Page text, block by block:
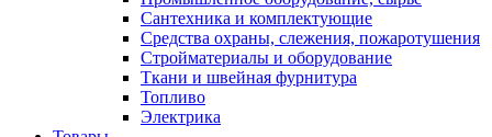
Сантехника и комплектующие
Средства охраны, слежения, пожаротушения
Стройматериалы и оборудование
Ткани и швейная фурнитура
Топливо
Электрика